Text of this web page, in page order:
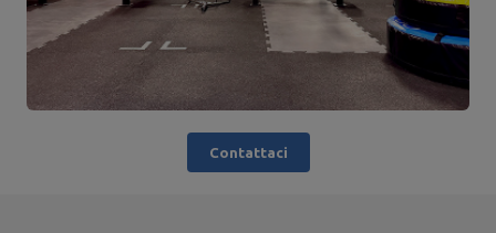
Contattaci